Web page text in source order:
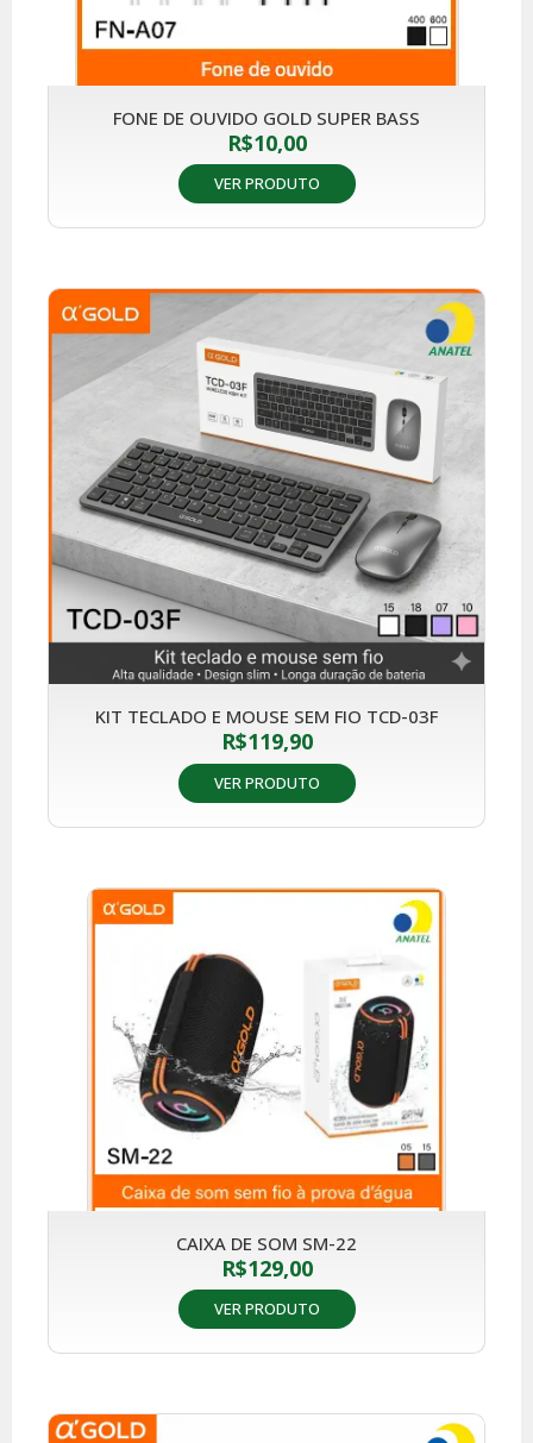
FONE DE OUVIDO GOLD SUPER BASS
R$10,00
VER PRODUTO
KIT TECLADO E MOUSE SEM FIO TCD-03F
R$119,90
VER PRODUTO
CAIXA DE SOM SM-22
R$129,00
VER PRODUTO